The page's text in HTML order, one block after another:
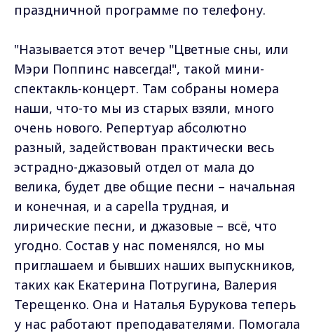
праздничной программе по телефону.
"Называется этот вечер "Цветные сны, или
Мэри Поппинс навсегда!", такой мини-
спектакль-концерт. Там собраны номера
наши, что-то мы из старых взяли, много
очень нового. Репертуар абсолютно
разный, задействован практически весь
эстрадно-джазовый отдел от мала до
велика, будет две общие песни – начальная
и конечная, и a capella трудная, и
лирические песни, и джазовые – всё, что
угодно. Состав у нас поменялся, но мы
приглашаем и бывших наших выпускников,
таких как Екатерина Потругина, Валерия
Терещенко. Она и Наталья Бурукова теперь
у нас работают преподавателями. Помогала